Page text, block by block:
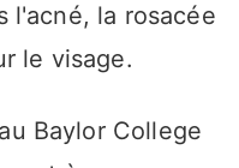
l'acné, la rosacée
le visage.
Baylor College